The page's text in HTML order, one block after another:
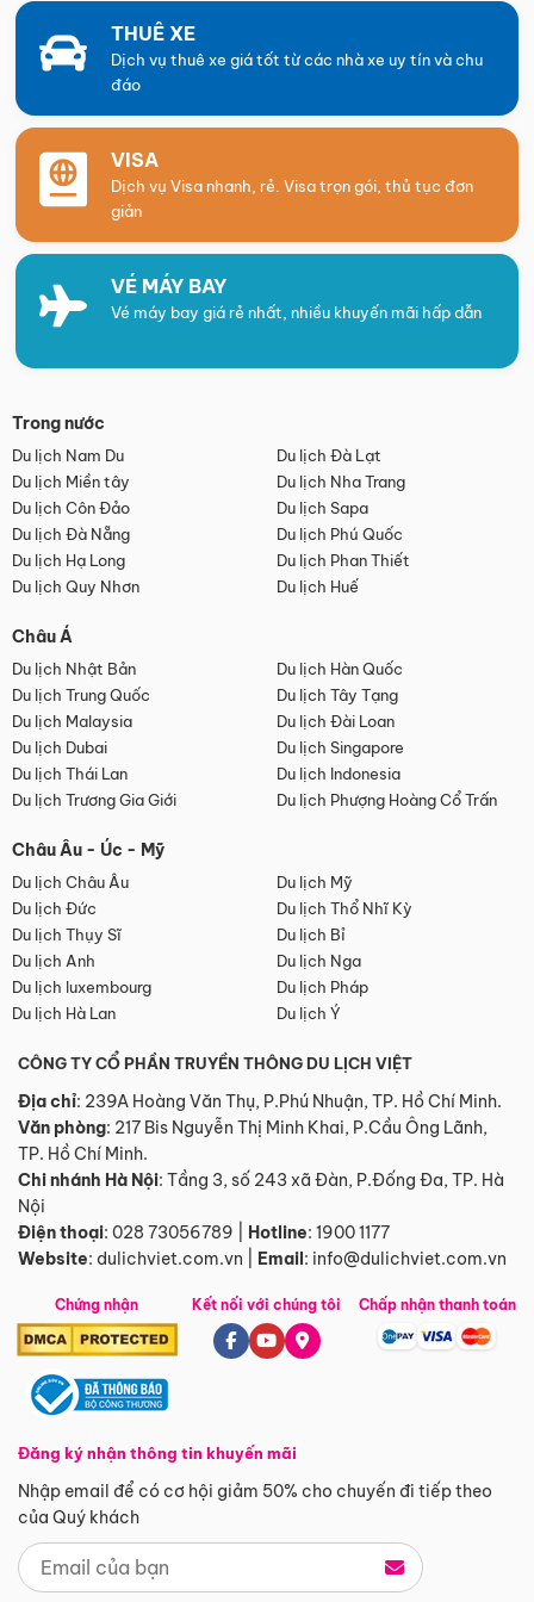
THUÊ XE
Dịch vụ thuê xe giá tốt từ các nhà xe uy tín và chu
đáo
VISA
Dịch vụ Visa nhanh, rẻ. Visa trọn gói, thủ tục đơn
giản
VÉ MÁY BAY
Vé máy bay giá rẻ nhất, nhiều khuyến mãi hấp dẫn
Trong nước
Du lịch Nam Du
Du lịch Đà Lạt
Du lịch Miền tây
Du lịch Nha Trang
Du lịch Côn Đảo
Du lịch Sapa
Du lịch Đà Nẵng
Du lịch Phú Quốc
Du lịch Hạ Long
Du lịch Phan Thiết
Du lịch Quy Nhơn
Du lịch Huế
Châu Á
Du lịch Nhật Bản
Du lịch Hàn Quốc
Du lịch Trung Quốc
Du lịch Tây Tạng
Du lịch Malaysia
Du lịch Đài Loan
Du lịch Dubai
Du lịch Singapore
Du lịch Thái Lan
Du lịch Indonesia
Du lịch Trương Gia Giới
Du lịch Phượng Hoàng Cổ Trấn
Châu Âu - Úc - Mỹ
Du lịch Châu Âu
Du lịch Mỹ
Du lịch Đức
Du lịch Thổ Nhĩ Kỳ
Du lịch Thụy Sĩ
Du lịch Bỉ
Du lịch Anh
Du lịch Nga
Du lịch luxembourg
Du lịch Pháp
Du lịch Hà Lan
Du lịch Ý
CÔNG TY CỔ PHẦN TRUYỀN THÔNG DU LỊCH VIỆT
Địa chỉ: 239A Hoàng Văn Thụ, P.Phú Nhuận, TP. Hồ Chí Minh.
Văn phòng: 217 Bis Nguyễn Thị Minh Khai, P.Cầu Ông Lãnh,
TP. Hồ Chí Minh.
Chi nhánh Hà Nội: Tầng 3, số 243 xã Đàn, P.Đống Đa, TP. Hà
Nội
Điện thoại: 028 73056789 Hotline: 1900 1177
Website: dulichviet.com.vn Email: info@dulichviet.com.vn
Chứng nhận
Đăng ký nhận thông tin khuyến mãi
Nhập email để có cơ hội giảm 50% cho chuyến đi tiếp theo
của Quý khách
Kết nối với chúng tôi Chấp nhận thanh toán